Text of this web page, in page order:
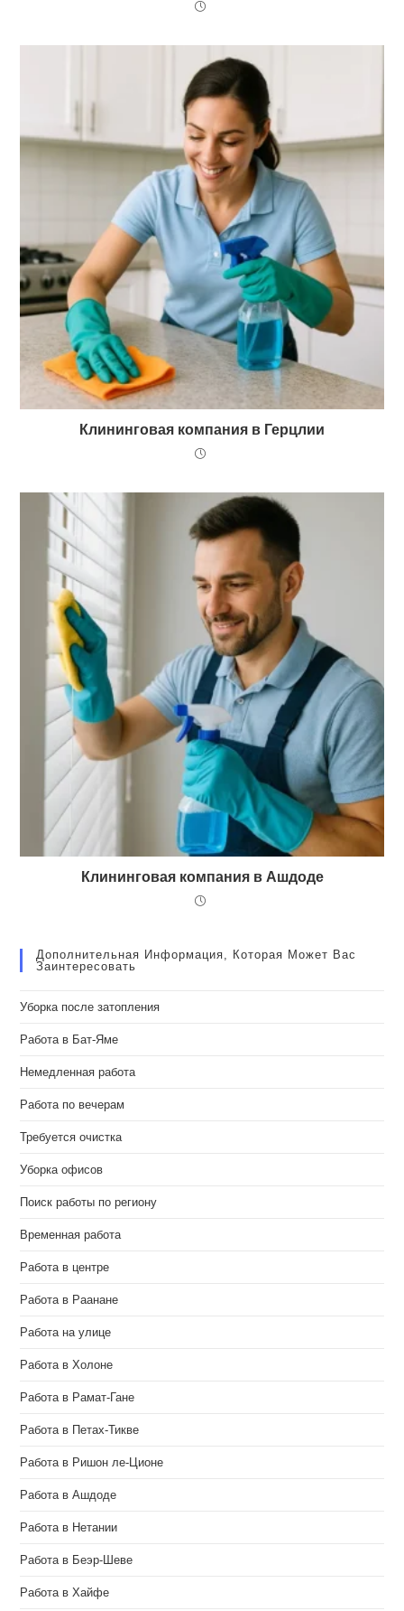
Клининговая компания в Герцлии
Клининговая компания в Ашдоде
Дополнительная Информация, Которая Может Вас
Заинтересовать
Уборка после затопления
Работа в Бат-Яме
Немедленная работа
Работа по вечерам
Требуется очистка
Уборка офисов
Поиск работы по региону
Временная работа
Работа в центре
Работа в Раанане
Работа на улице
Работа в Холоне
Работа в Рамат-Гане
Работа в Петах-Тикве
Работа в Ришон ле-Ционе
Работа в Ашдоде
Работа в Нетании
Работа в Беэр-Шеве
Работа в Хайфе